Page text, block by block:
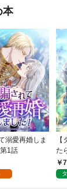
本
溺愛再婚しま
1話
た